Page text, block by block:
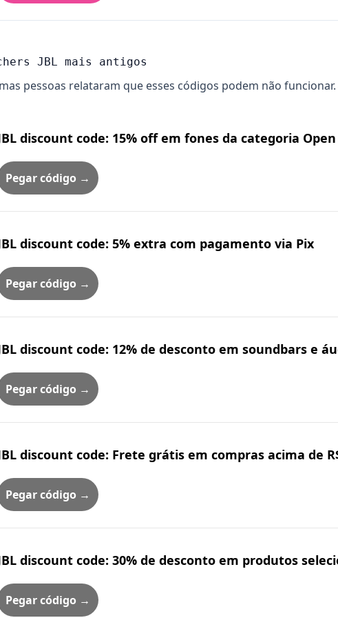
JBL mais antigos
pessoas relataram que esses códigos podem não
discount code: 15% off em fones da categoria Open
Pegar código →
discount code: 5% extra com pagamento via Pix
Pegar código →
discount code: 12% de desconto em soundbars e
Pegar código →
discount code: Frete grátis em compras acima de
Pegar código →
discount code: 30% de desconto em produtos
Pegar código →